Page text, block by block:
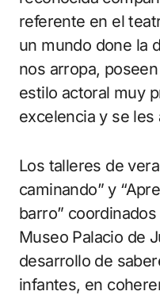
referente en el
un mundo done la
nos arropa,
estilo actoral muy
excelencia y se les
Los talleres de
caminando” y
barro”
Museo Palacio de
desarrollo de
infantes, en